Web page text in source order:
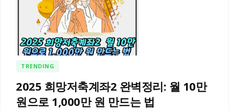
TRENDING
2025 희망저축계좌2 완벽정리: 월 10만
원으로 1,000만 원 만드는 법